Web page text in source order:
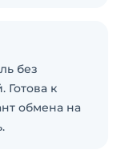
без
Готова к
обмена на